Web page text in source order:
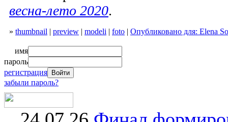
весна-лето 2020.
» thumbnail | preview | modeli | foto | Опубликовано для: Elena
имя
пароль
регистрация
забыли пароль?